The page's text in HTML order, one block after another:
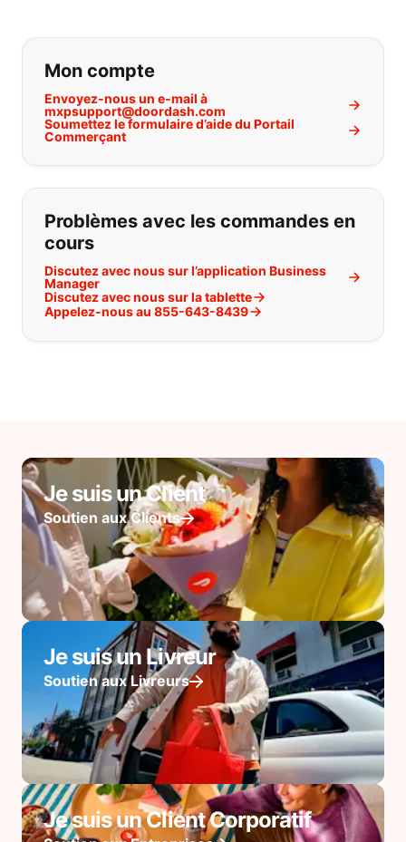
Si vous ne trouvez pas ce que vous
Mon compte
Envoyez-nous un e-mail à
mxpsupport@doordash.com
Soumettez le formulaire d’aide du Portail
Commerçant
Problèmes avec les commandes en
cours
Discutez avec nous sur l’application Business
Manager
Discutez avec nous sur la tablette
Appelez-nous au 855-643-8439
Je suis un Client
Soutien aux Clients
Je suis un Livreur
Soutien aux Livreurs
Je suis un Client Corporatif